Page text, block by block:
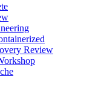
Review